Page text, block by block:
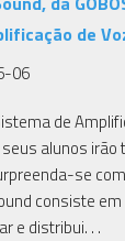
de
06
de
alunos irão
se
consiste
e distribui. . .